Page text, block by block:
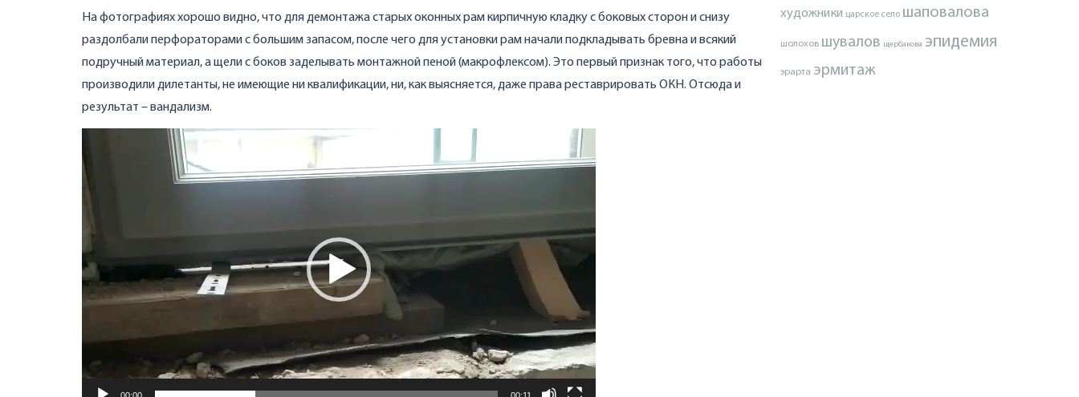
На фотографиях хорошо видно, что для демонтажа старых оконных рам кирпичную кладку с боковых сторон и снизу
раздолбали перфораторами с большим запасом, после чего для установки рам начали подкладывать бревна и всякий
подручный материал, а щели с боков заделывать монтажной пеной (макрофлексом). Это первый признак того, что работы
производили дилетанты, не имеющие ни квалификации, ни, как выясняется, даже права реставрировать ОКН. Отсюда и
результат – вандализм.
художники царское село шаповалова
шолохов шувалов щербакова эпидемия
эрарта эрмитаж